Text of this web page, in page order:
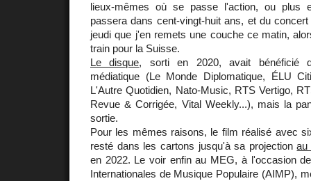
lieux-mêmes où se passe l'action, ou plus
passera dans cent-vingt-huit ans, et du
jeudi que j'en remets une couche ce matin,
train pour la Suisse.
Le disque, sorti en 2020, avait bénéficié
médiatique (Le Monde Diplomatique, ÉLU
L'Autre Quotidien, Nato-Music, RTS Vertigo,
Revue & Corrigée, Vital Weekly...), mais la
sortie.
Pour les mêmes raisons, le film réalisé avec
resté dans les cartons jusqu'à sa projectionau
en 2022. Le voir enfin au MEG, à l'occasion
Internationales de Musique Populaire (AIMP),